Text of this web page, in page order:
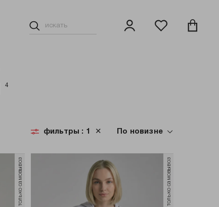
4
По новизне
фильтры : 1 ✕
только самовывоз только самовывоз